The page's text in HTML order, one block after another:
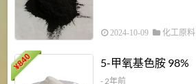
2024-10-09 化工原料
¥
840 5-甲氧基色胺 98%
- 2年前